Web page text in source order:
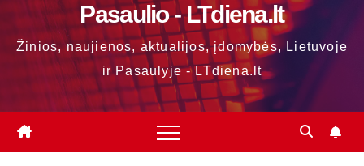
Pasaulio - LTdiena.lt
Žinios, naujienos, aktualijos, įdomybės, Lietuvoje
ir Pasaulyje - LTdiena.lt